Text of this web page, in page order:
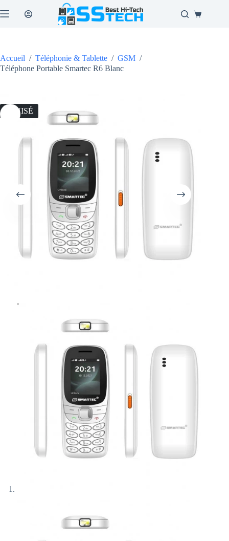
au
Panier
Accueil / Téléphonie & Tablette / GSM /
Téléphone Portable Smartec R6 Blanc
ÉPUISÉ